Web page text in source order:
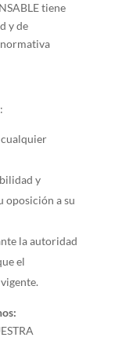
tiene
y de
y
oposición a su
la autoridad
el